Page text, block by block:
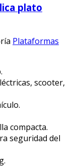
plato
Plataformas
scooter,
compacta.
seguridad del